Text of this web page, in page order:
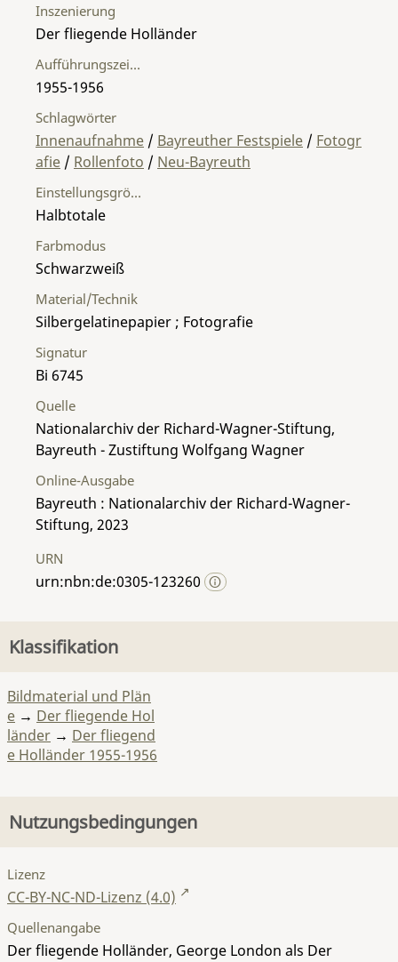
Material/Technik
Silbergelatinepapier ; Fotografie
Einstellungsgröße
Halbtotale
Farbmodus
Schwarzweiß
Inszenierung
Der fliegende Holländer
Aufführungszeitraum
1955-1956
Signatur
Bi 6745
Quelle
Nationalarchiv der Richard-Wagner-Stiftung,
Bayreuth - Zustiftung Wolfgang Wagner
Schlagwörter
Innenaufnahme / Bayreuther Festspiele / Fotogr
afie / Rollenfoto / Neu-Bayreuth
Online-Ausgabe
Bayreuth : Nationalarchiv der Richard-Wagner-
Stiftung, 2023
URN
urn:nbn:de:0305-123260
Klassifikation
Bildmaterial und Plän
e → Der fliegende Hol
länder → Der fliegend
e Holländer 1955-1956
Nutzungsbedingungen
Lizenz
CC-BY-NC-ND-Lizenz (4.0)
Quellenangabe
Der fliegende Holländer, George London als Der